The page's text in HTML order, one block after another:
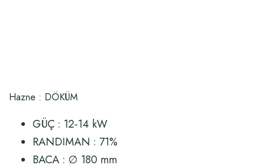
Hazne : DÖKÜM
GÜÇ : 12-14 kW
RANDIMAN : 71%
BACA : ∅ 180 mm